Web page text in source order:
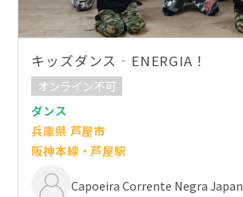
キッズダンス‐ENERGIA！
オンライン不可
ダンス
兵庫県 芦屋市
阪神本線・芦屋駅
Capoeira Corrente Negra Japan